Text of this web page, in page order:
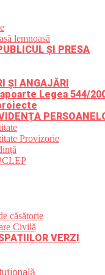
lemnoasă
ȘI PRESA
ȘI ANGAJĂRI
Legea 544/
Provizorie
căsătorie
Civilă
VERZI